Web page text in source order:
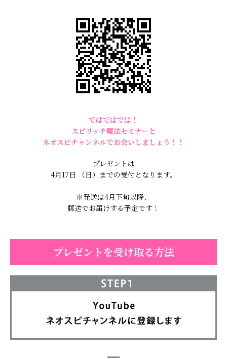
ではではでは！
スピリッチ魔法セミナーと
ネオスピチャンネルでお会いしましょう！！
プレゼントは
4月17日 （日）までの受付となります。
※発送は4月下旬以降、
郵送でお届けする予定です！
プレゼントを受け取る方法